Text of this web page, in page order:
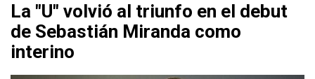
La "U" volvió al triunfo en el debut
de Sebastián Miranda como
interino